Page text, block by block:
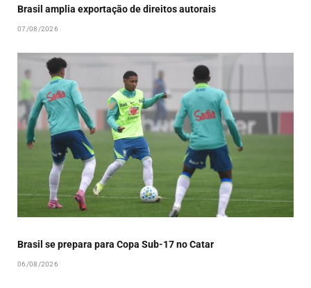
Brasil amplia exportação de direitos autorais
07/08/2026
Brasil se prepara para Copa Sub-17 no Catar
06/08/2026